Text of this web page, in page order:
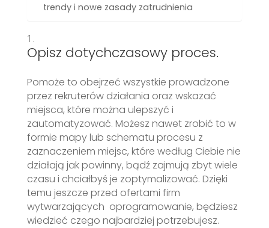
trendy i nowe zasady zatrudnienia
Opisz dotychczasowy proces.
Pomoże to obejrzeć wszystkie prowadzone
przez rekruterów działania oraz wskazać
miejsca, które można ulepszyć i
zautomatyzować. Możesz nawet zrobić to w
formie mapy lub schematu procesu z
zaznaczeniem miejsc, które według Ciebie nie
działają jak powinny, bądź zajmują zbyt wiele
czasu i chciałbyś je zoptymalizować. Dzięki
temu jeszcze przed ofertami firm
wytwarzających oprogramowanie, będziesz
wiedzieć czego najbardziej potrzebujesz.